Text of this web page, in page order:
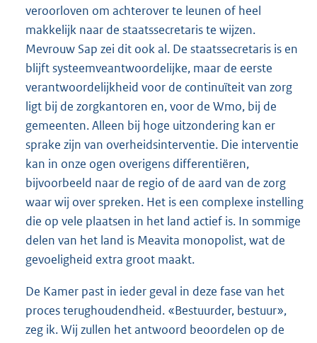
veroorloven om achterover te leunen of heel
makkelijk naar de staatssecretaris te wijzen.
Mevrouw Sap zei dit ook al. De staatssecretaris is en
blijft systeemveantwoordelijke, maar de eerste
verantwoordelijkheid voor de continuïteit van zorg
ligt bij de zorgkantoren en, voor de Wmo, bij de
gemeenten. Alleen bij hoge uitzondering kan er
sprake zijn van overheidsinterventie. Die interventie
kan in onze ogen overigens differentiëren,
bijvoorbeeld naar de regio of de aard van de zorg
waar wij over spreken. Het is een complexe instelling
die op vele plaatsen in het land actief is. In sommige
delen van het land is Meavita monopolist, wat de
gevoeligheid extra groot maakt.
De Kamer past in ieder geval in deze fase van het
proces terughoudendheid. «Bestuurder, bestuur»,
zeg ik. Wij zullen het antwoord beoordelen op de